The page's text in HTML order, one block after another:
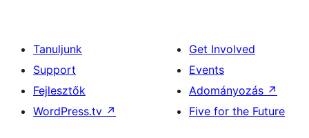
Tanuljunk
Support
Fejlesztők
WordPress.tv ↗
Get Involved
Events
Adományozás ↗
Five for the Future